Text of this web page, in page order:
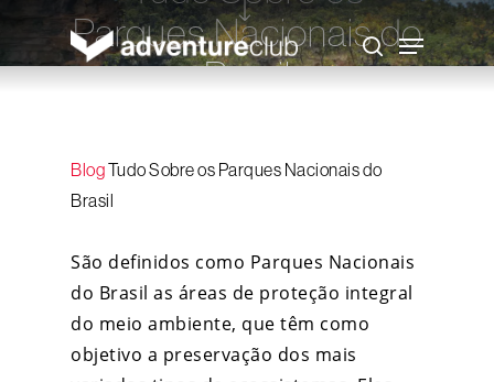
content
search
Menu
Parques Nacionais do
Brasil
BlogTudo Sobre os Parques Nacionais do
Brasil
São definidos como Parques Nacionais
do Brasil as áreas de proteção integral
do meio ambiente, que têm como
objetivo a preservação dos mais